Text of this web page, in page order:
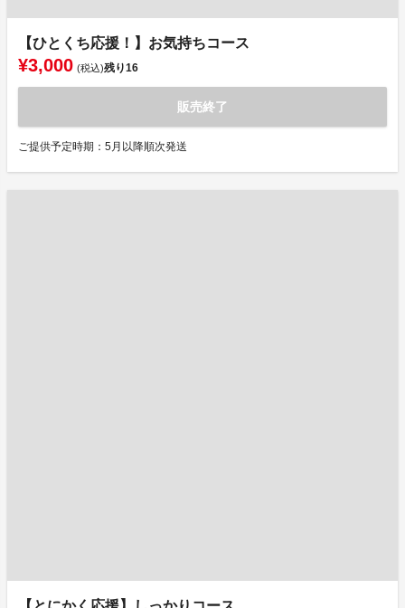
【ひとくち応援！】お気持ちコース
¥3,000 (税込)残り16
販売終了
ご提供予定時期：5月以降順次発送